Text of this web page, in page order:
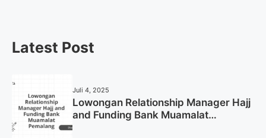
Latest Post
Juli 4, 2025
Lowongan Relationship Manager Hajj
and Funding Bank Muamalat